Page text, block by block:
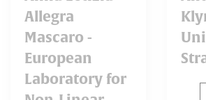
Allegra
Mascaro -
European
Laboratory for